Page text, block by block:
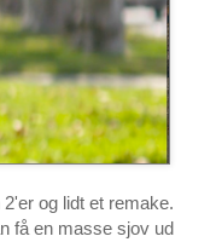
og lidt et remake.
få en masse sjov ud